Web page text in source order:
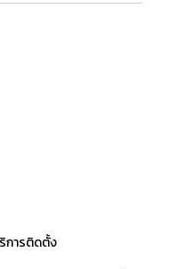
การติดตั้ง